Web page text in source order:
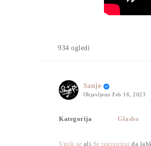
934 ogledi
Sanje
ObjavljenoFeb 16, 2023
Kategorija Glasba
Vpiši se ali Se registriraj da